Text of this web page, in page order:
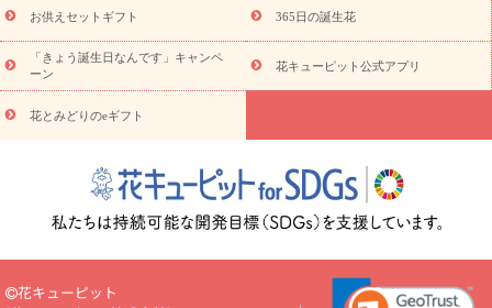
ド
お花の種類 トルコキキョウ
お祝い お祝い・3000円～ お祝い・4000円～
お祝い・
5000円～
お祝い・7000円～ お祝い・ 10000円～
お供え・お
悔やみ
円～
お供え・お悔やみ・
読み物
いのマナー
定年退職祝いのマナー
お祝いを贈るときのマナー・
花キューピットのお祝いコラム一覧
誕生日のお花を「色
彩心理学」で選ぶ方法
結婚祝いの予算相場
出産祝いお役立ち情
ール
新築引っ越し祝いコラム お祝い花のマナー総まとめ
職
お供えセットギフト 365日の誕生花
「きょう誕生日なんです」キャンペ
ーン
花キューピット公式アプリ
花とみどりのeギフト
花キューピット